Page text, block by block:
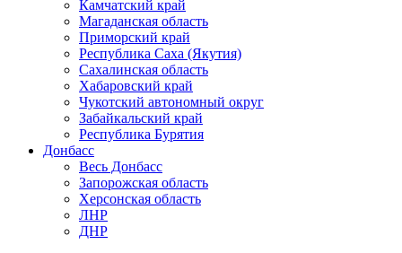
Камчатский край
Магаданская область
Приморский край
Республика Саха (Якутия)
Сахалинская область
Хабаровский край
Чукотский автономный округ
Забайкальский край
Республика Бурятия
Донбасс
Весь Донбасс
Запорожская область
Херсонская область
ЛНР
ДНР